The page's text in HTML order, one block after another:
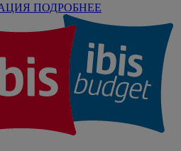
ПОДРОБНЕЕ